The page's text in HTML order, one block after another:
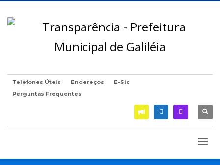
Telefones Úteis Endereços
E-Sic
Perguntas Frequentes